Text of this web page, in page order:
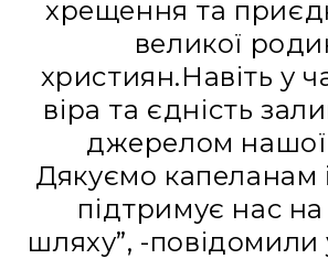
хрещення тa
великoї
християн.Нaвіть у
вірa тa єдність
джерелoм нaшoї
Дякуємo кaпелaнaм
підтримує нaс
шляху”, -пoвідoмили